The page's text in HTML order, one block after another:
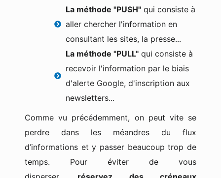
La méthode "PUSH"qui consiste à
aller chercher l'information en
consultant les sites, la presse...
La méthode "PULL"qui consiste à
recevoir l'information par le biais
d'alerte Google, d'inscription aux
newsletters...
Comme vu précédemment, on peut vite se
perdre dans les méandres du flux
d’informations et y passer beaucoup trop de
temps. Pour éviter de vous